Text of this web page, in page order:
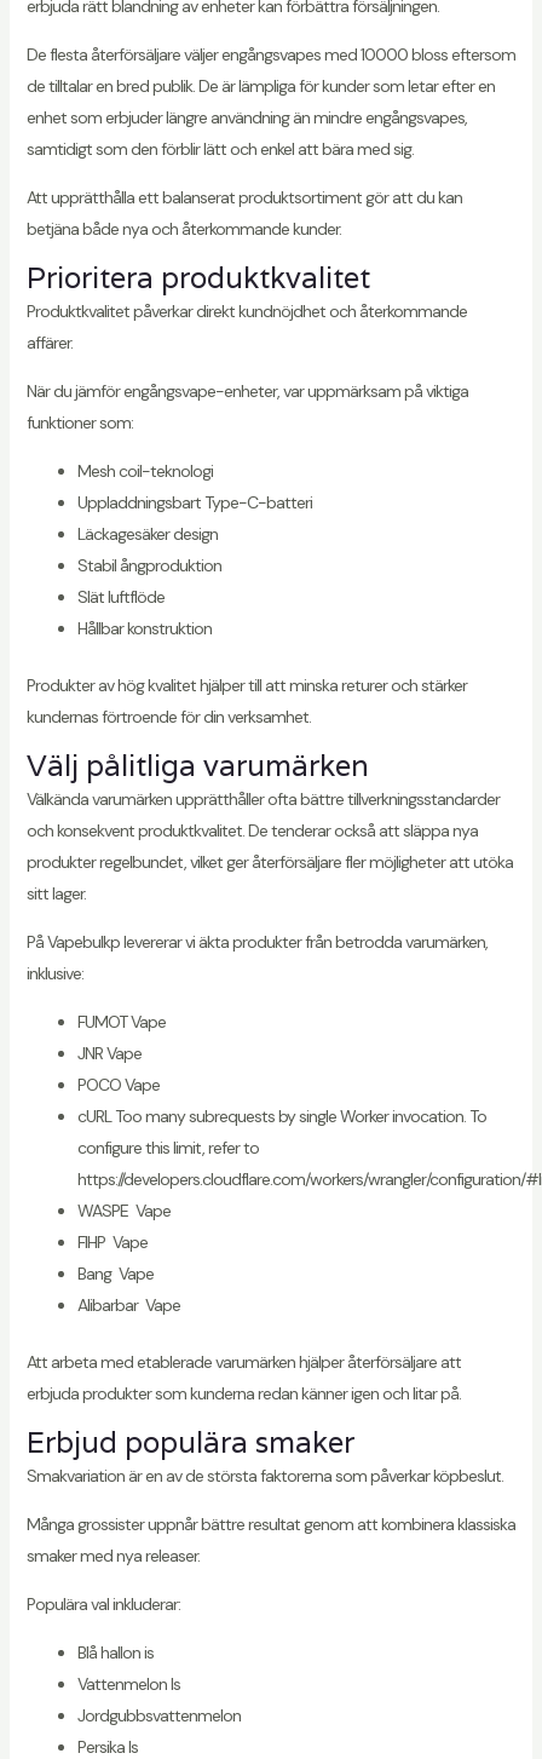
erbjuda rätt blandning av enheter kan förbättra försäljningen.
De flesta återförsäljare väljer engångsvapes med 10000 bloss eftersom
de tilltalar en bred publik. De är lämpliga för kunder som letar efter en
enhet som erbjuder längre användning än mindre engångsvapes,
samtidigt som den förblir lätt och enkel att bära med sig.
Att upprätthålla ett balanserat produktsortiment gör att du kan
betjäna både nya och återkommande kunder.
Prioritera produktkvalitet
Produktkvalitet påverkar direkt kundnöjdhet och återkommande
affärer.
När du jämför engångsvape-enheter, var uppmärksam på viktiga
funktioner som:
Mesh coil-teknologi
Uppladdningsbart Type-C-batteri
Läckagesäker design
Stabil ångproduktion
Slät luftflöde
Hållbar konstruktion
Produkter av hög kvalitet hjälper till att minska returer och stärker
kundernas förtroende för din verksamhet.
Välj pålitliga varumärken
Välkända varumärken upprätthåller ofta bättre tillverkningsstandarder
och konsekvent produktkvalitet. De tenderar också att släppa nya
produkter regelbundet, vilket ger återförsäljare fler möjligheter att utöka
sitt lager.
På Vapebulkp levererar vi äkta produkter från betrodda varumärken,
inklusive:
FUMOT Vape
JNR Vape
POCO Vape
cURL Too many subrequests by single Worker invocation. To
configure this limit, refer to
https://developers.cloudflare.com/workers/wrangler/configuration/
WASPE Vape
FIHP Vape
Bang Vape
Alibarbar Vape
Att arbeta med etablerade varumärken hjälper återförsäljare att
erbjuda produkter som kunderna redan känner igen och litar på.
Erbjud populära smaker
Smakvariation är en av de största faktorerna som påverkar köpbeslut.
Många grossister uppnår bättre resultat genom att kombinera klassiska
smaker med nya releaser.
Populära val inkluderar:
Blå hallon is
Vattenmelon Is
Jordgubbsvattenmelon
Persika Is